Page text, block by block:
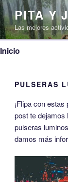
Saltar
al
contenido
PITA Y
Las mejores
Inicio
PULSERAS
¡Flipa con
post te dejamos
pulseras
damos más